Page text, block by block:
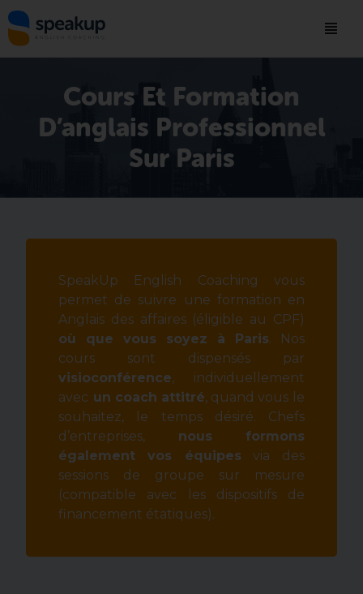
Cours Et Formation
D’anglais Professionnel
Sur Paris
SpeakUp English Coaching vous
permet de suivre une formation en
Anglais des affaires (éligible au CPF)
où que vous soyez à Paris. Nos
cours sont dispensés par
visioconférence, individuellement
avec un coach attitré, quand vous le
souhaitez, le temps désiré. Chefs
d’entreprises, nous formons
également
vos équipesvia des
sessions de groupe sur mesure
(compatible avec les dispositifs de
financement étatiques).